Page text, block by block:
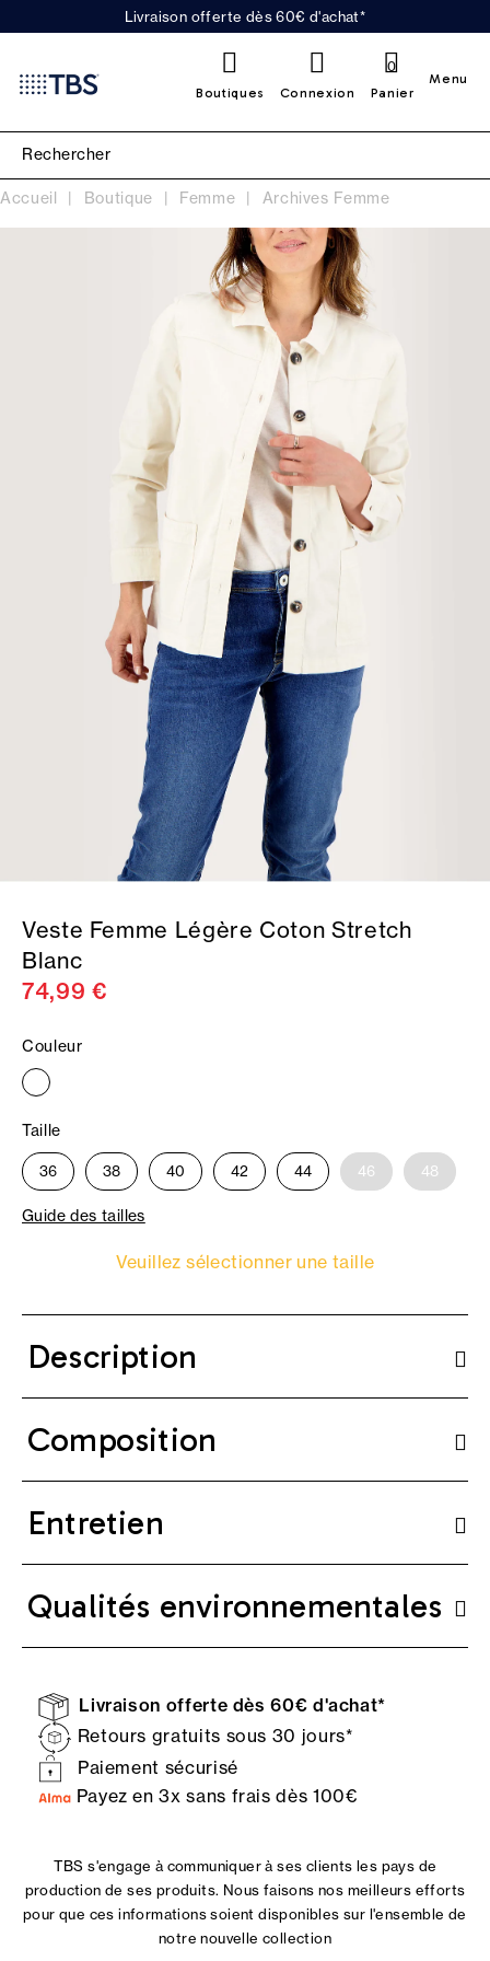
Livraison offerte dès 60€ d'achat*
Boutiques Connexion Panier
0
Menu
Accueil Boutique Femme Archives Femme
Veste Femme Légère Coton Stretch
Blanc
74,99 €
Couleur
Taille
36 38 40 42 44 46 48
Guide des tailles
Veuillez sélectionner une taille
Description
Composition
Entretien
Qualités environnementales
Livraison offerte dès 60€ d'achat*
Retours gratuits sous 30 jours*
Paiement sécurisé
Payez en 3x sans frais dès 100€
TBS s'engage à communiquer à ses clients les pays de
production de ses produits. Nous faisons nos meilleurs efforts
pour que ces informations soient disponibles sur l'ensemble de
notre nouvelle collection